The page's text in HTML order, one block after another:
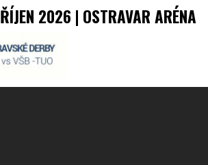
ŘÍJEN 2026 | OSTRAVAR ARÉNA